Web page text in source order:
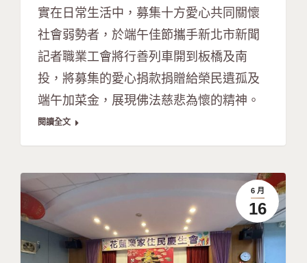
實在日常生活中，募集十方愛心共同關懷
社會弱勢者，於端午佳節攜手新北市新聞
記者職業工會將行善列車開到板橋及南
投，將募集的愛心捐款捐贈給榮民遺孤及
端午加菜金，展現佛法慈悲為懷的精神。
閱讀全文
6 月
16